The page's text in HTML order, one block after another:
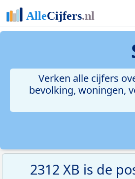
Verken alle cijfers
bevolking, woningen,
2312 XB is de